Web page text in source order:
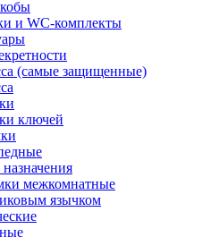
и WC-комплекты
(самые защищенные)
ключей
межкомнатные
язычком